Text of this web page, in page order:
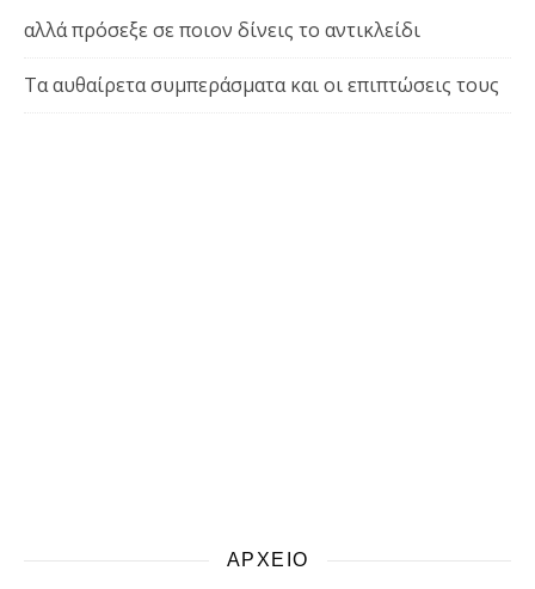
αλλά πρόσεξε σε ποιον δίνεις το αντικλείδι
Τα αυθαίρετα συμπεράσματα και οι επιπτώσεις τους
ΑΡΧΕΙΟ